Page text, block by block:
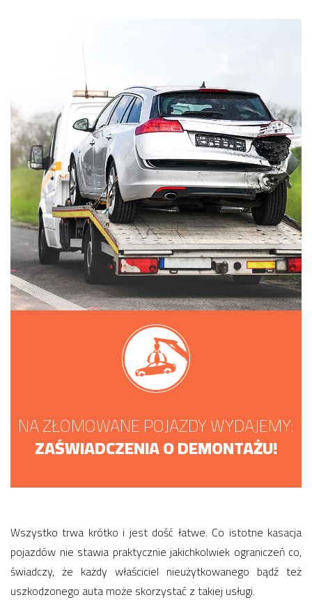
NA ZŁOMOWANE POJAZDY WYDAJEMY:
ZAŚWIADCZENIA O DEMONTAŻU!
Wszystko trwa krótko i jest dość łatwe. Co istotne kasacja
pojazdów nie stawia praktycznie jakichkolwiek ograniczeń co,
świadczy, że każdy właściciel nieużytkowanego bądź też
uszkodzonego auta może skorzystać z takiej usługi.